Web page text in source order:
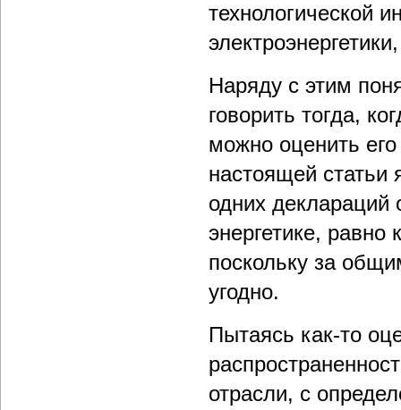
технологической
Наряду с этим
говорить тогда,
можно оценить
настоящей статьи
одних деклараций
энергетике, равно
поскольку за
угодно.
Пытаясь как-то
отрасли, с